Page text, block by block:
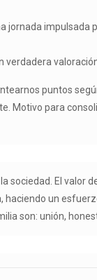
verdadera
puntos
Motivo para
sociedad. El
un
son: unión,